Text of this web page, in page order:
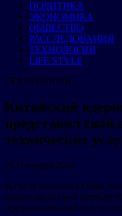
ПОЛИТИКА
ЭКОНОМИКА
ОБЩЕСТВО
РАССЛЕДОВАНИЯ
ТЕХНОЛОГИИ
LIFE STYLE
ТЕХНОЛОГИИ
Китайский
представил свой
технических
29 сентября 2024
В среду компания China
представила свой первый
предназначенный для